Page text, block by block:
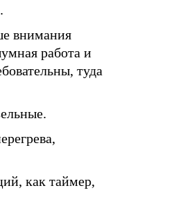
внимания
работа и
туда
как таймер,